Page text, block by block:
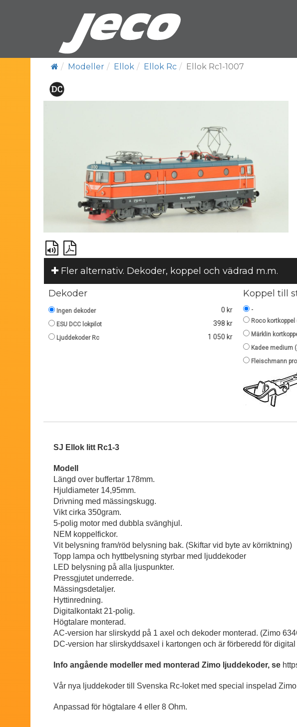
Modeller Ellok Ellok Rc Ellok Rc1-1007
Fler alternativ. Dekoder, koppel och vädrad m.m.
Dekoder
Ingen dekoder 0 kr
ESU DCC lokpilot 398 kr
Ljuddekoder Rc 1 050 kr
Koppel till
-
Roco kortkoppel
Märklin
Kadee medium
Fleischmann
SJ Ellok litt Rc1-3
Modell
Längd over buffertar 178mm.
Hjuldiameter 14,95mm.
Drivning med mässingskugg.
Vikt cirka 350gram.
5-polig motor med dubbla svänghjul.
NEM koppelfickor.
Vit belysning fram/röd belysning bak. (Skiftar vid byte av körriktning)
Topp lampa och hyttbelysning styrbar med ljuddekoder
LED belysning på alla ljuspunkter.
Pressgjutet underrede.
Mässingsdetaljer.
Hyttinredning.
Digitalkontakt 21-polig.
Högtalare monterad.
AC-version har slirskydd på 1 axel och dekoder monterad. (Zimo
DC-version har slirskyddsaxel i kartongen och är förberedd för
Info angående modeller med monterad Zimo ljuddekoder, se
Vår nya ljuddekoder till Svenska Rc-loket med special inspelad
Anpassad för högtalare 4 eller 8 Ohm.